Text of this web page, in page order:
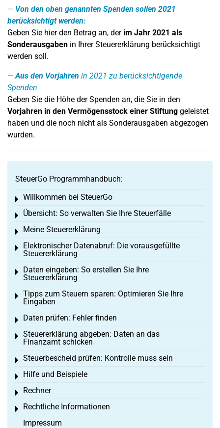
Von den oben genannten Spenden sollen 2021
berücksichtigt werden:
Geben Sie hier den Betrag an, der im Jahr 2021 als
Sonderausgaben in Ihrer Steuererklärung berücksichtigt
werden soll.
Aus den Vorjahren in 2021 zu berücksichtigende
Spenden
Geben Sie die Höhe der Spenden an, die Sie in den
Vorjahren in den Vermögensstock einer Stiftung geleistet
haben und die noch nicht als Sonderausgaben abgezogen
wurden.
SteuerGo Programmhandbuch:
Willkommen bei SteuerGo
Toggle menu
Übersicht: So verwalten Sie Ihre Steuerfälle
Toggle menu
Meine Steuererklärung
Toggle menu
Elektronischer Datenabruf: Die vorausgefüllte
Steuererklärung
Toggle menu
Daten eingeben: So erstellen Sie Ihre
Steuererklärung
Toggle menu
Tipps zum Steuern sparen: Optimieren Sie Ihre
Eingaben
Toggle menu
Daten prüfen: Fehler finden
Toggle menu
Steuererklärung abgeben: Daten an das
Finanzamt schicken
Toggle menu
Steuerbescheid prüfen: Kontrolle muss sein
Toggle menu
Hilfe und Beispiele
Toggle menu
Rechner
Toggle menu
Rechtliche Informationen
Toggle menu
Impressum